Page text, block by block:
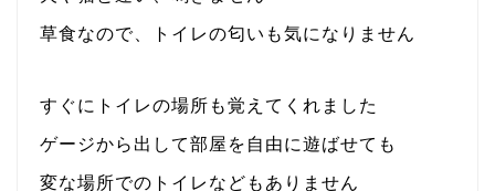
草食なので、トイレの匂いも気になりません
すぐにトイレの場所も覚えてくれました
ゲージから出して部屋を自由に遊ばせても
変な場所でのトイレなどもありません